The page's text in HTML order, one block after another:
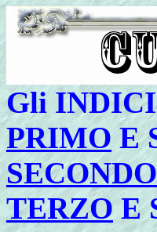
Gli
PRIMOE
SECONDO
TERZOE